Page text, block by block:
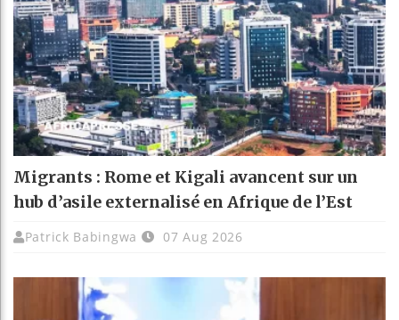
Migrants : Rome et Kigali avancent sur un
hub d’asile externalisé en Afrique de l’Est
Patrick Babingwa 07 Aug 2026